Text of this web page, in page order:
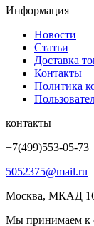
Информация
Новости
Статьи
Доставка
Контакты
Политика
контакты
+7(499)553-05-73
5052375@mail.ru
Москва, МКАД
Мы принимаем к